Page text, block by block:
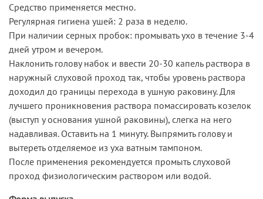
Средство применяется местно.
Регулярная гигиена ушей: 2 раза в неделю.
При наличии серных пробок: промывать ухо в течение 3-4
дней утром и вечером.
Наклонить голову набок и ввести 20-30 капель раствора в
наружный слуховой проход так, чтобы уровень раствора
доходил до границы перехода в ушную раковину. Для
лучшего проникновения раствора помассировать козелок
(выступ у основания ушной раковины), слегка на него
надавливая. Оставить на 1 минуту. Выпрямить голову и
вытереть отделяемое из уха ватным тампоном.
После применения рекомендуется промыть слуховой
проход физиологическим раствором или водой.